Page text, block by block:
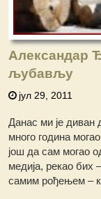
Александар
љубављу
јул 29, 2011
Данас ми је диван
много година
још да сам могао
медија, рекао
самим рођењем –